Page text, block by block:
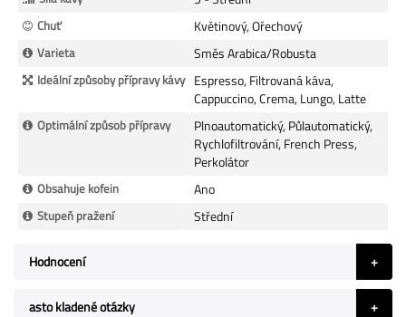
Chuť Květinový, Ořechový
Varieta Směs Arabica/Robusta
Ideální způsoby přípravy kávy Espresso, Filtrovaná káva,
Cappuccino, Crema, Lungo, Latte
Optimální způsob přípravy
Plnoautomatický, Půlautomatický,
Rychlofiltrování, French Press,
Perkolátor
Obsahuje kofein Ano
Stupeň pražení Střední
Hodnocení
asto kladené otázky